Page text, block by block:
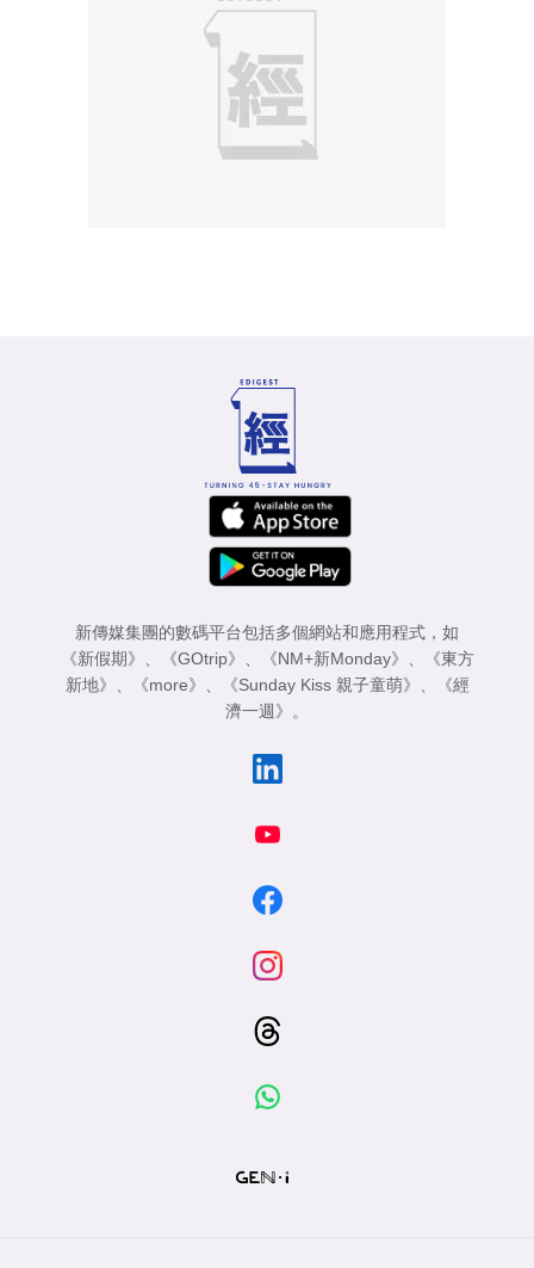
新傳媒集團的數碼平台包括多個網站和應用程式，如
《新假期》
《GOtrip》 《NM+新Monday》
《東方
新地》
《more》 《Sunday Kiss 親子童萌》
《經
濟一週》
。